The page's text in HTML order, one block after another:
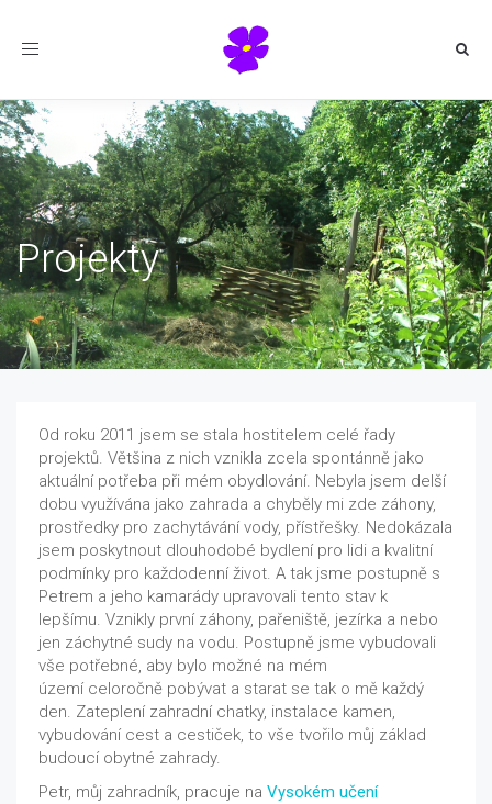
Toggle
Projekty
Od roku 2011 jsem se stala hostitelem celé řady
projektů. Většina z nich vznikla zcela spontánně jako
aktuální potřeba při mém obydlování. Nebyla jsem delší
dobu využívána jako zahrada a chyběly mi zde záhony,
prostředky pro zachytávání vody, přístřešky. Nedokázala
jsem poskytnout dlouhodobé bydlení pro lidi a kvalitní
podmínky pro každodenní život. A tak jsme postupně s
Petrem a jeho kamarády upravovali tento stav k
lepšímu. Vznikly první záhony, pařeniště, jezírka a nebo
jen záchytné sudy na vodu. Postupně jsme vybudovali
vše potřebné, aby bylo možné na mém
území celoročně pobývat a starat se tak o mě každý
den. Zateplení zahradní chatky, instalace kamen,
vybudování cest a cestiček, to vše tvořilo můj základ
budoucí obytné zahrady.
Petr, můj zahradník, pracuje na Vysokém učení